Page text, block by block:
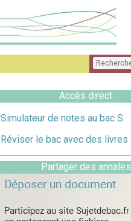
Accès direct
Simulateur de notes au bac S
Réviser le bac avec des livres
Partager des annales